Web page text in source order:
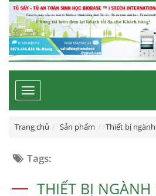
Toggle
navigation
Trang chủ Sản phẩm Thiết bị
Tags:
THIẾT BỊ